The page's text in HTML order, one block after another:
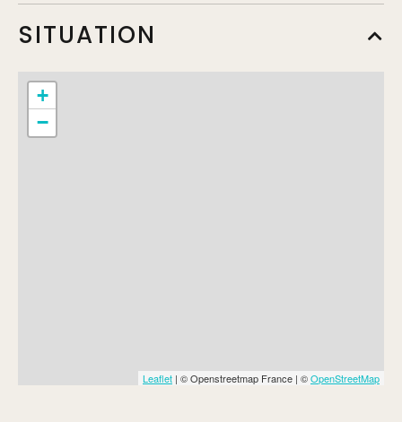
SITUATION
+
−
Leaflet | © Openstreetmap France | ©OpenStreetMap